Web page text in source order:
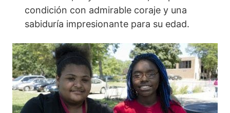
condición con admirable coraje y una
sabiduría impresionante para su edad.